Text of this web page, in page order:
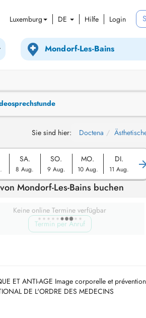
Luxemburg DE Hilfe Login
Sie sind hier: Doctena
SA.
8 Aug.
SO.
9 Aug.
MO.
10 Aug.
DI.
11 Aug.
Mondorf-Les-Bains buchen
Keine online Termine verfügbar
Termin per Anruf
ET ANTI-AGE Image corporelle et prévention
DE L'ORDRE DES MEDECINS